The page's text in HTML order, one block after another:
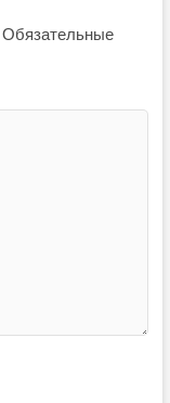
Обязательные